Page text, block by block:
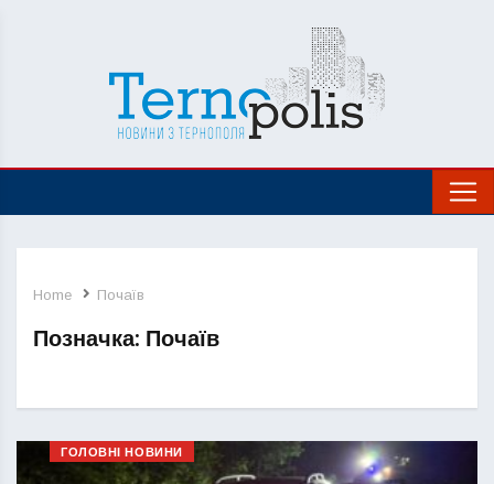
Home Почаїв
Позначка: Почаїв
ГОЛОВНІ НОВИНИ